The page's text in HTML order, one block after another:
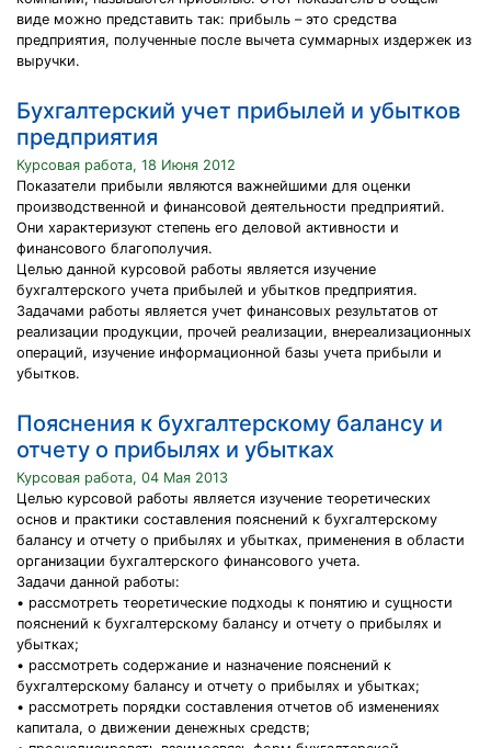
виде можно представить так: прибыль – это средства
предприятия, полученные после вычета суммарных издержек из
выручки.
Бухгалтерский учет прибылей и убытков
предприятия
Курсовая работа, 18 Июня 2012
Показатели прибыли являются важнейшими для оценки
производственной и финансовой деятельности предприятий.
Они характеризуют степень его деловой активности и
финансового благополучия.
Целью данной курсовой работы является изучение
бухгалтерского учета прибылей и убытков предприятия.
Задачами работы является учет финансовых результатов от
реализации продукции, прочей реализации, внереализационных
операций, изучение информационной базы учета прибыли и
убытков.
Пояснения к бухгалтерскому балансу и
отчету о прибылях и убытках
Курсовая работа, 04 Мая 2013
Целью курсовой работы является изучение теоретических
основ и практики составления пояснений к бухгалтерскому
балансу и отчету о прибылях и убытках, применения в области
организации бухгалтерского финансового учета.
Задачи данной работы:
• рассмотреть теоретические подходы к понятию и сущности
пояснений к бухгалтерскому балансу и отчету о прибылях и
убытках;
• рассмотреть содержание и назначение пояснений к
бухгалтерскому балансу и отчету о прибылях и убытках;
• рассмотреть порядки составления отчетов об изменениях
капитала, о движении денежных средств;